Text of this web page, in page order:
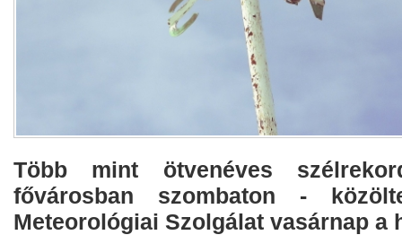
Több mint ötvenéves
fővárosban szombaton -
Meteorológiai Szolgálat vasárnap a